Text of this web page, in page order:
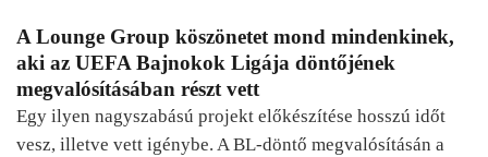
A Lounge Group köszönetet mond mindenkinek,
aki az UEFA Bajnokok Ligája döntőjének
megvalósításában részt vett
Egy ilyen nagyszabású projekt előkészítése hosszú időt
vesz, illetve vett igénybe. A BL-döntő megvalósításán a